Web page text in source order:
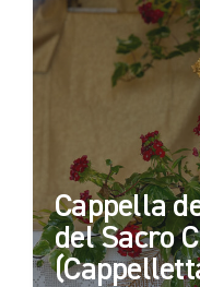
Cappella
del Sacro